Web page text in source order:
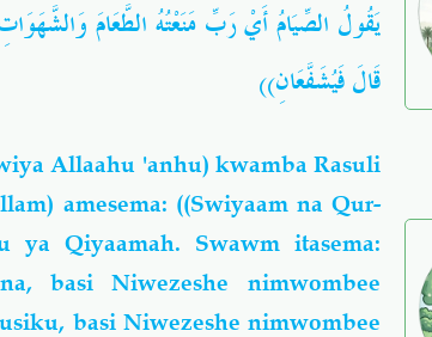
يَقُولُ الصِّيَامُ أَيْ رَبِّ مَنَعْتُهُ الطَّعَامَ وَالشَّهَوَاتِ
قَالَ فَيُشَفَّعَانِ))
Allaahu 'anhu) kwamba Rasuli
amesema: ((Swiyaam na Qur-
ya Qiyaamah. Swawm itasema:
basi Niwezeshe nimwombee
basi Niwezeshe nimwombee